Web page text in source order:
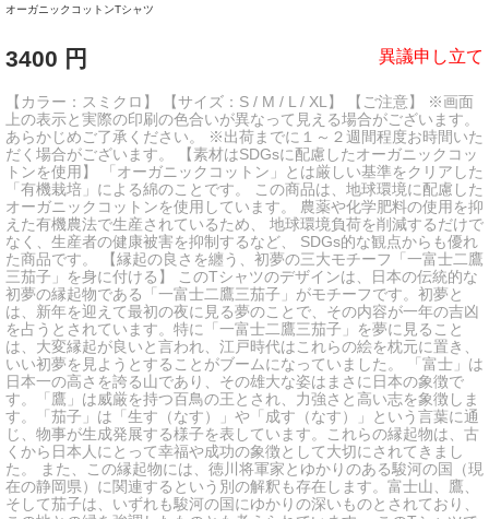
オーガニックコットンTシャツ
3400 円 異議申し立て
【カラー：スミクロ】 【サイズ：S / M / L / XL】 【ご注意】 ※画面
上の表示と実際の印刷の色合いが異なって見える場合がございます。
あらかじめご了承ください。 ※出荷までに１～２週間程度お時間いた
だく場合がございます。 【素材はSDGsに配慮したオーガニックコッ
トンを使用】 「オーガニックコットン」とは厳しい基準をクリアした
「有機栽培」による綿のことです。 この商品は、地球環境に配慮した
オーガニックコットンを使用しています。 農薬や化学肥料の使用を抑
えた有機農法で生産されているため、 地球環境負荷を削減するだけで
なく、生産者の健康被害を抑制するなど、 SDGs的な観点からも優れ
た商品です。 【縁起の良さを纏う、初夢の三大モチーフ「一富士二鷹
三茄子」を身に付ける】 このTシャツのデザインは、日本の伝統的な
初夢の縁起物である「一富士二鷹三茄子」がモチーフです。初夢と
は、新年を迎えて最初の夜に見る夢のことで、その内容が一年の吉凶
を占うとされています。特に「一富士二鷹三茄子」を夢に見ること
は、大変縁起が良いと言われ、江戸時代はこれらの絵を枕元に置き、
いい初夢を見ようとすることがブームになっていました。 「富士」は
日本一の高さを誇る山であり、その雄大な姿はまさに日本の象徴で
す。「鷹」は威厳を持つ百鳥の王とされ、力強さと高い志を象徴しま
す。「茄子」は「生す（なす）」や「成す（なす）」という言葉に通
じ、物事が生成発展する様子を表しています。これらの縁起物は、古
くから日本人にとって幸福や成功の象徴として大切にされてきまし
た。 また、この縁起物には、徳川将軍家とゆかりのある駿河の国（現
在の静岡県）に関連するという別の解釈も存在します。富士山、鷹、
そして茄子は、いずれも駿河の国にゆかりの深いものとされており、